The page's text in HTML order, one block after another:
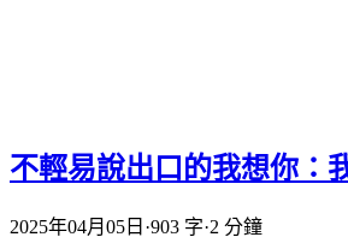
不輕易說出口的我想你：
2025年04月05日 ·903 字·2 分鐘